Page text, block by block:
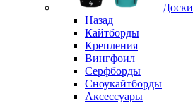
Доски
Назад
Кайтборды
Крепления
Вингфоил
Серфборды
Сноукайтборды
Аксессуары